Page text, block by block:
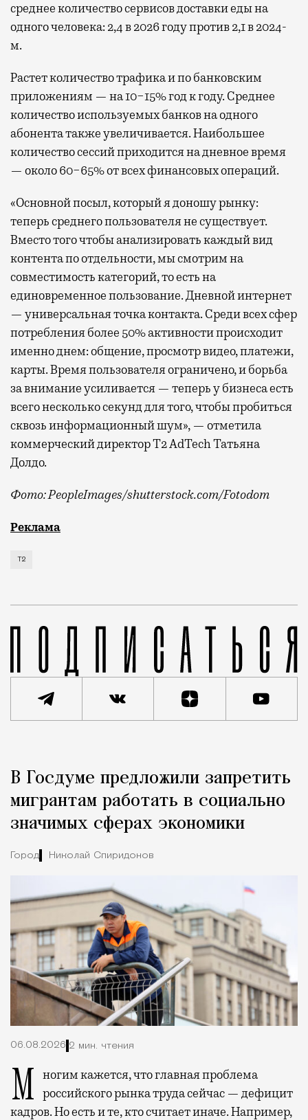
среднее количество сервисов доставки еды на
одного человека: 2,4 в 2026 году против 2,1 в 2024-
м.
Растет количество трафика и по банковским
приложениям — на 10−15% год к году. Среднее
количество используемых банков на одного
абонента также увеличивается. Наибольшее
количество сессий приходится на дневное время
— около 60−65% от всех финансовых операций.
«Основной посыл, который я доношу рынку:
теперь среднего пользователя не существует.
Вместо того чтобы анализировать каждый вид
контента по отдельности, мы смотрим на
совместимость категорий, то есть на
единовременное пользование. Дневной интернет
— универсальная точка контакта. Среди всех сфер
потребления более 50% активности происходит
именно днем: общение, просмотр видео, платежи,
карты. Время пользователя ограничено, и борьба
за внимание усиливается — теперь у бизнеса есть
всего несколько секунд для того, чтобы пробиться
сквозь информационный шум», — отметила
коммерческий директор Т2 AdTech Татьяна
Долдо.
Фото: PeopleImages/shutterstock.com/Fotodom
Мобильный оператор Т2 изучил модели интернет-
Реклама
Т2
Город
В Госдуме предложили запретить
мигрантам работать в социально
значимых сферах экономики
Город Николай Спиридонов
06.08.2026 2 мин. чтения
Многим кажется, что главная проблема российского рынка труда сейчас — дефицит
кадров. Но есть и те, кто считает иначе. Например,